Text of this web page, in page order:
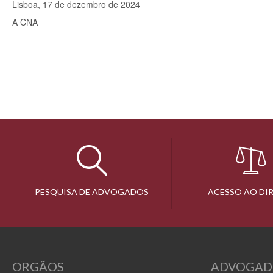
Lisboa, 17 de dezembro de 2024
A CNA
PESQUISA DE ADVOGADOS ACESSO AO
ORGÃOS